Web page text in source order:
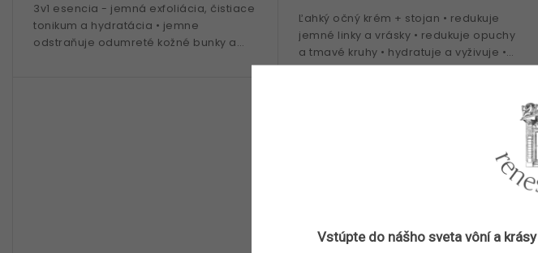
3v1 esencia - jemná exfoliácia, čistiace
tonikum a hydratácia • jemne
odstraňuje odumreté kožné bunky a
Ľahký očný krém + stojan • redukuje
jemné linky a vrásky • redukuje opuchy
a tmavé kruhy • hydratuje a vyživuje •
patentovaná technologia TFC8® •
Vstúpte do nášho sveta vôní a krásy